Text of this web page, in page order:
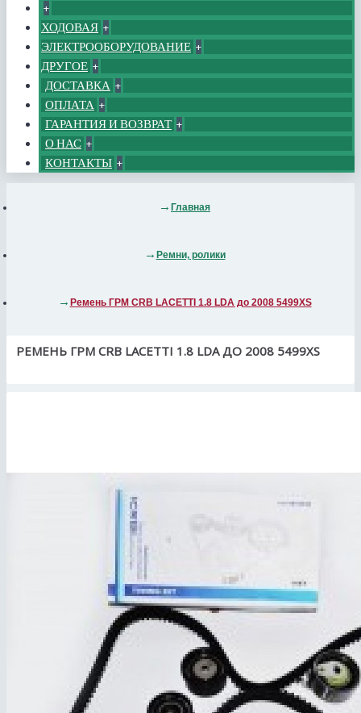
+
ХОДОВАЯ +
ЭЛЕКТРООБОРУДОВАНИЕ +
ДРУГОЕ +
ДОСТАВКА +
ОПЛАТА +
ГАРАНТИЯ И ВОЗВРАТ +
О НАС +
КОНТАКТЫ +
Главная
Ремни, ролики
Ремень ГРМ CRB LACETTI 1.8 LDA до 2008 5499XS
РЕМЕНЬ ГРМ CRB LACETTI 1.8 LDA ДО 2008 5499XS